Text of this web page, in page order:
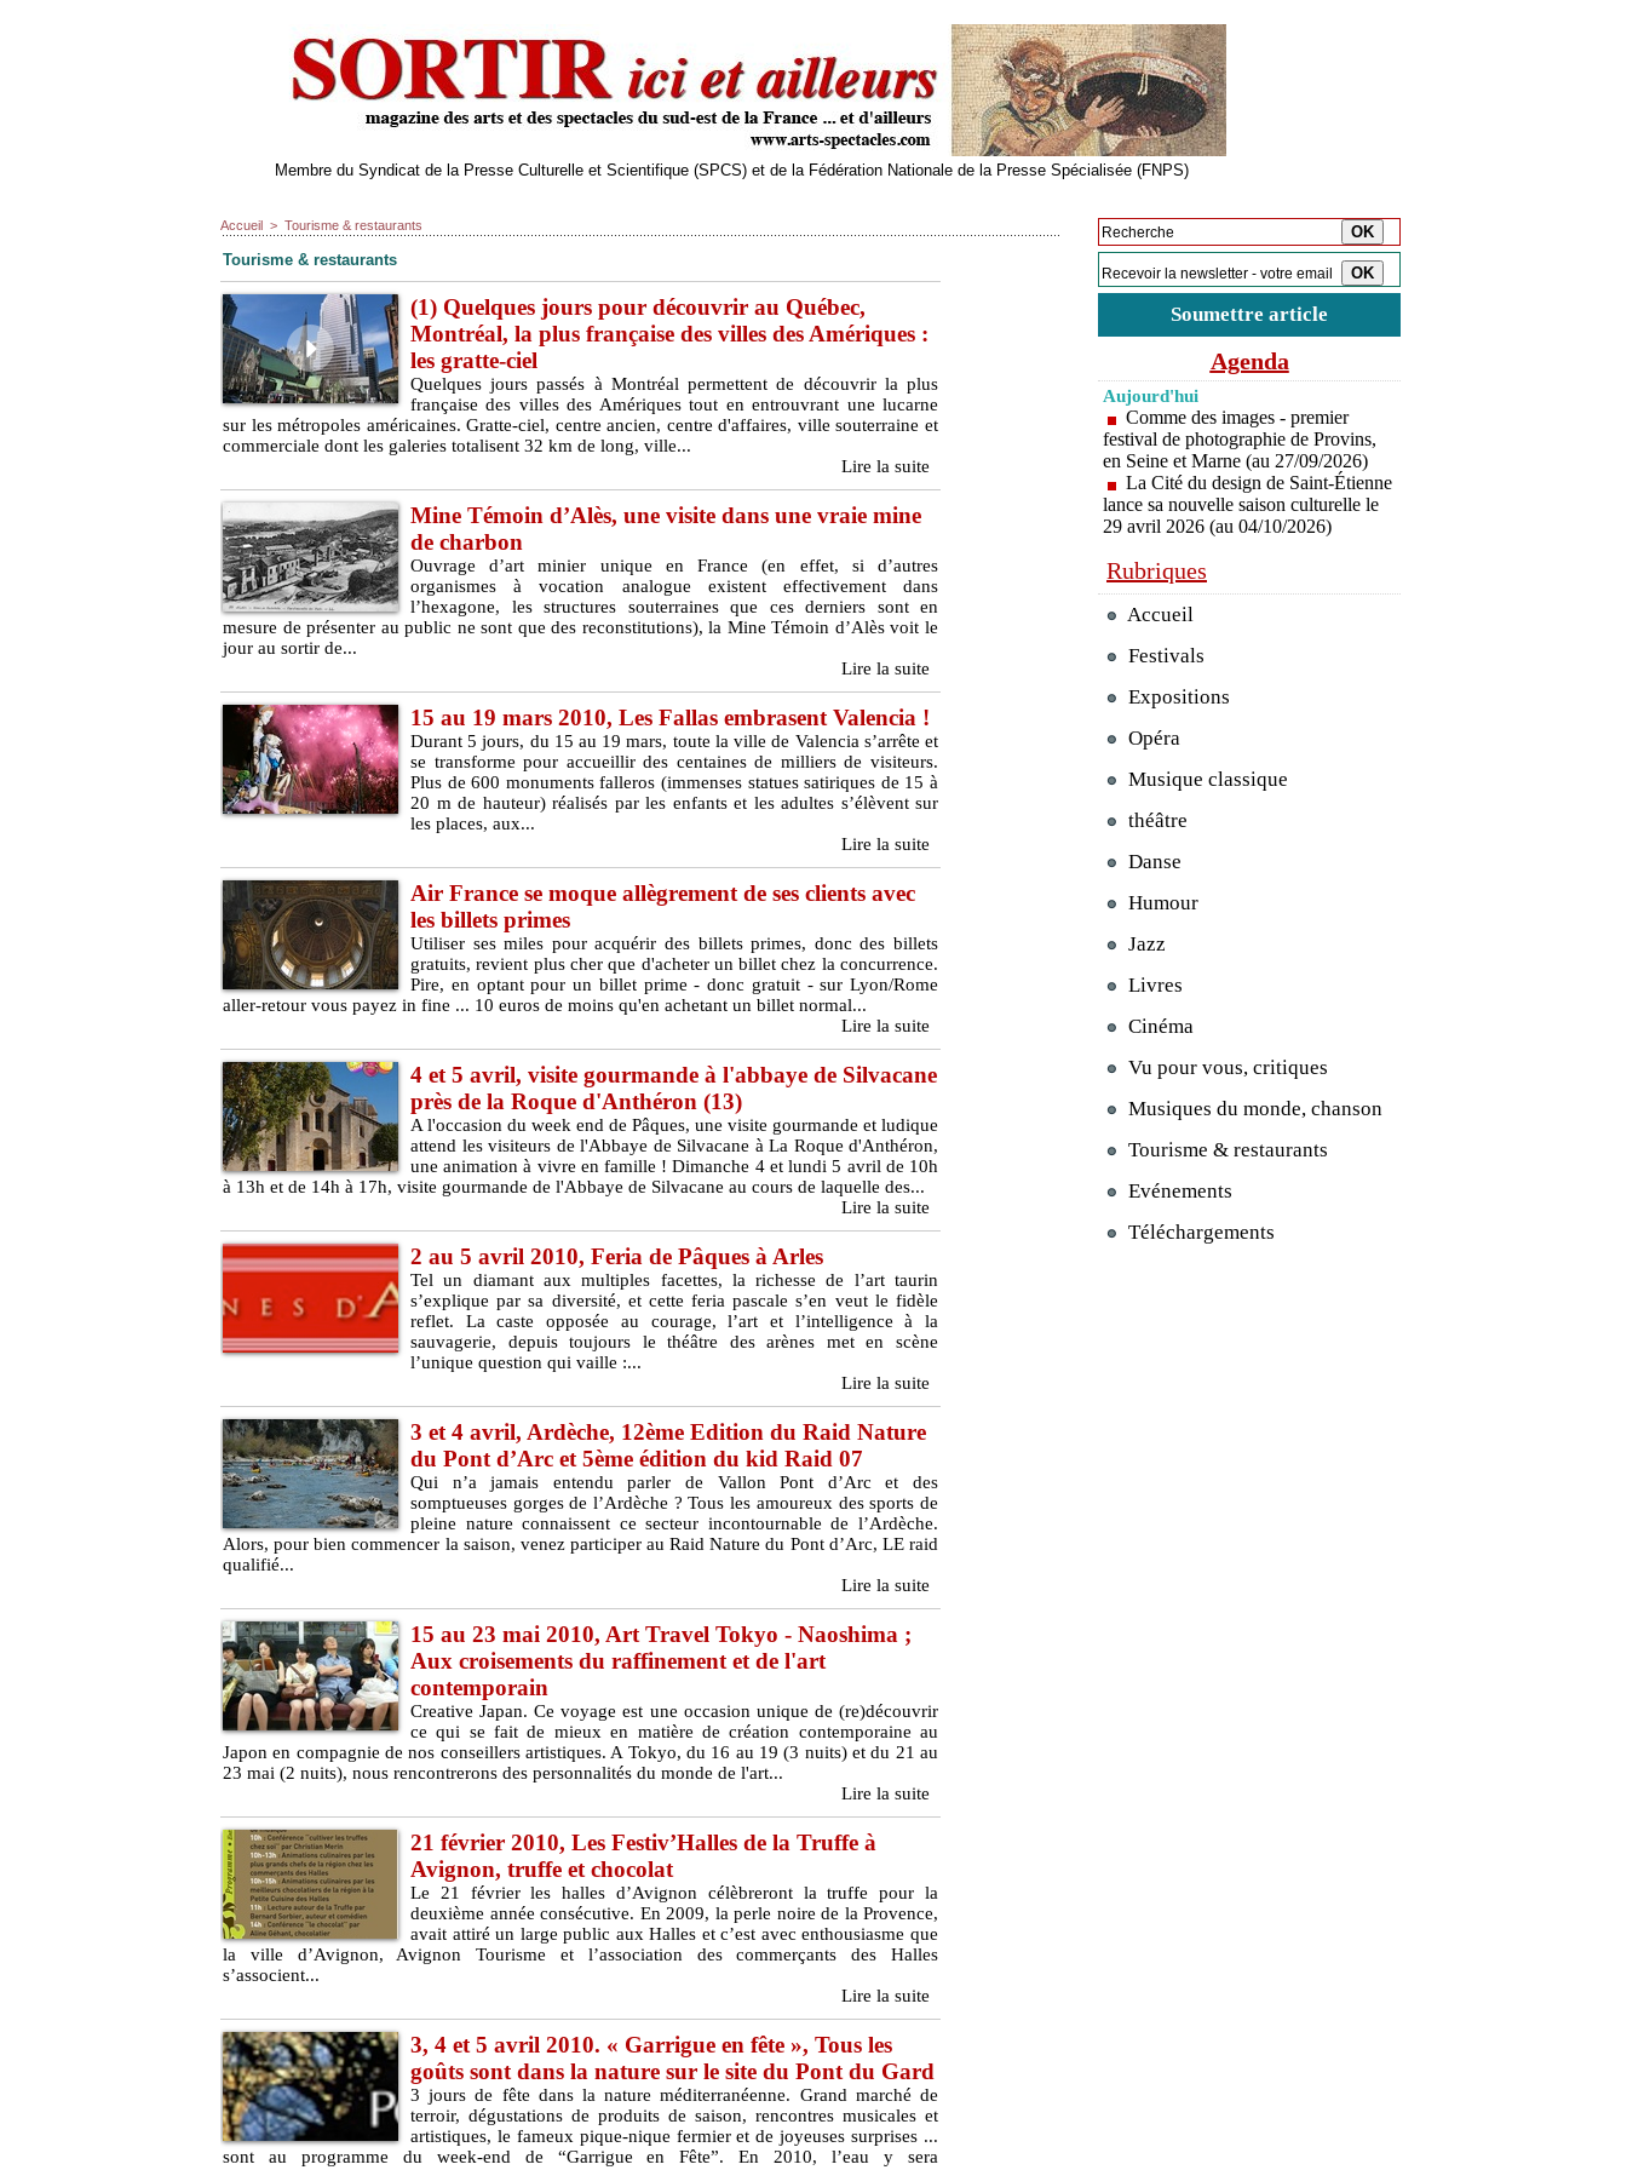
Membre du Syndicat de la Presse Culturelle et Scientifique (SPCS) et de la Fédération Nationale de la Presse Spécialisée (FNPS)
Accueil > Tourisme & restaurants
Tourisme & restaurants
(1) Quelques jours pour découvrir au Québec,
Montréal, la plus française des villes des Amériques :
les gratte-ciel
Quelques jours passés à Montréal permettent de découvrir la plus
française des villes des Amériques tout en entrouvrant une lucarne
sur les métropoles américaines. Gratte-ciel, centre ancien, centre d'affaires, ville souterraine et
commerciale dont les galeries totalisent 32 km de long, ville...
Lire la suite
Mine Témoin d’Alès, une visite dans une vraie mine
de charbon
Ouvrage d’art minier unique en France (en effet, si d’autres
organismes à vocation analogue existent effectivement dans
l’hexagone, les structures souterraines que ces derniers sont en
mesure de présenter au public ne sont que des reconstitutions), la Mine Témoin d’Alès voit le
jour au sortir de...
Lire la suite
15 au 19 mars 2010, Les Fallas embrasent Valencia !
Durant 5 jours, du 15 au 19 mars, toute la ville de Valencia s’arrête et
se transforme pour accueillir des centaines de milliers de visiteurs.
Plus de 600 monuments falleros (immenses statues satiriques de 15 à
20 m de hauteur) réalisés par les enfants et les adultes s’élèvent sur
les places, aux...
Lire la suite
Air France se moque allègrement de ses clients avec
les billets primes
Utiliser ses miles pour acquérir des billets primes, donc des billets
gratuits, revient plus cher que d'acheter un billet chez la concurrence.
Pire, en optant pour un billet prime - donc gratuit - sur Lyon/Rome
aller-retour vous payez in fine ... 10 euros de moins qu'en achetant un billet normal...
Lire la suite
4 et 5 avril, visite gourmande à l'abbaye de Silvacane
près de la Roque d'Anthéron (13)
A l'occasion du week end de Pâques, une visite gourmande et ludique
attend les visiteurs de l'Abbaye de Silvacane à La Roque d'Anthéron,
une animation à vivre en famille ! Dimanche 4 et lundi 5 avril de 10h
à 13h et de 14h à 17h, visite gourmande de l'Abbaye de Silvacane au cours de laquelle des...
Lire la suite
2 au 5 avril 2010, Feria de Pâques à Arles
Tel un diamant aux multiples facettes, la richesse de l’art taurin
s’explique par sa diversité, et cette feria pascale s’en veut le fidèle
reflet. La caste opposée au courage, l’art et l’intelligence à la
sauvagerie, depuis toujours le théâtre des arènes met en scène
l’unique question qui vaille :...
Lire la suite
3 et 4 avril, Ardèche, 12ème Edition du Raid Nature
du Pont d’Arc et 5ème édition du kid Raid 07
Qui n’a jamais entendu parler de Vallon Pont d’Arc et des
somptueuses gorges de l’Ardèche ? Tous les amoureux des sports de
pleine nature connaissent ce secteur incontournable de l’Ardèche.
Alors, pour bien commencer la saison, venez participer au Raid Nature du Pont d’Arc, LE raid
qualifié...
Lire la suite
15 au 23 mai 2010, Art Travel Tokyo - Naoshima ;
Aux croisements du raffinement et de l'art
contemporain
Creative Japan. Ce voyage est une occasion unique de (re)découvrir
ce qui se fait de mieux en matière de création contemporaine au
Japon en compagnie de nos conseillers artistiques. A Tokyo, du 16 au 19 (3 nuits) et du 21 au
23 mai (2 nuits), nous rencontrerons des personnalités du monde de l'art...
Lire la suite
21 février 2010, Les Festiv’Halles de la Truffe à
Avignon, truffe et chocolat
Le 21 février les halles d’Avignon célèbreront la truffe pour la
deuxième année consécutive. En 2009, la perle noire de la Provence,
avait attiré un large public aux Halles et c’est avec enthousiasme que
la ville d’Avignon, Avignon Tourisme et l’association des commerçants des Halles
s’associent...
Lire la suite
3, 4 et 5 avril 2010. « Garrigue en fête », Tous les
goûts sont dans la nature sur le site du Pont du Gard
3 jours de fête dans la nature méditerranéenne. Grand marché de
terroir, dégustations de produits de saison, rencontres musicales et
artistiques, le fameux pique-nique fermier et de joyeuses surprises ...
sont au programme du week-end de “Garrigue en Fête”. En 2010, l’eau y sera
Soumettre article
Agenda
Aujourd'hui
Comme des images - premier
festival de photographie de Provins,
en Seine et Marne (au 27/09/2026)
La Cité du design de Saint-Étienne
lance sa nouvelle saison culturelle le
29 avril 2026 (au 04/10/2026)
Rubriques
Accueil
Festivals
Expositions
Opéra
Musique classique
théâtre
Danse
Humour
Jazz
Livres
Cinéma
Vu pour vous, critiques
Musiques du monde, chanson
Tourisme & restaurants
Evénements
Téléchargements